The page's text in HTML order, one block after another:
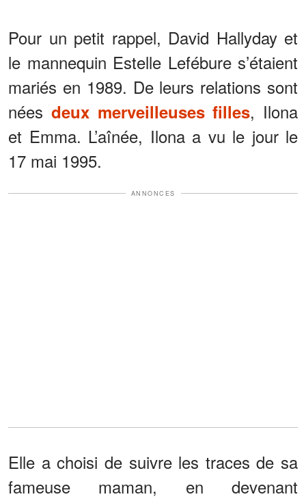
Pour un petit rappel, David Hallyday et
le mannequin Estelle Lefébure s’étaient
mariés en 1989. De leurs relations sont
nées deux merveilleuses filles, Ilona
et Emma. L’aînée, Ilona a vu le jour le
17 mai 1995.
ANNONCES
Elle a choisi de suivre les traces de sa
fameuse maman, en devenant